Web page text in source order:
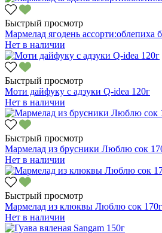
Быстрый просмотр
Мармелад ягодень ассорти:облепиха
Нет в наличии
Быстрый просмотр
Моти дайфуку с адзуки Q-idea 120г
Нет в наличии
Быстрый просмотр
Мармелад из брусники Люблю сок
Нет в наличии
Быстрый просмотр
Мармелад из клюквы Люблю сок 170г
Нет в наличии